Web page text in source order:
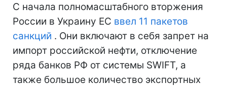
С начала полномасштабного вторжения
России в Украину ЕС ввел 11 пакетов
санкций . Они включают в себя запрет на
импорт российской нефти, отключение
ряда банков РФ от системы SWIFT, а
также большое количество экспортных